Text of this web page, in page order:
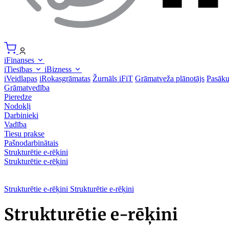
iFinanses
iTiesības
iBizness
iVeidlapas iRokasgrāmatas Žurnāls iFiT Grāmatveža plānotājs
Grāmatvedība
Pieredze
Nodokļi
Darbinieki
Vadība
Tiesu prakse
Pašnodarbinātais
Strukturētie e-rēķini
Strukturētie e-rēķini
Strukturētie e-rēķini Strukturētie e-rēķini
Strukturētie e-rēķini